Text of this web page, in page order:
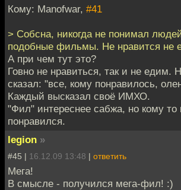
Кому: Manofwar, #41
> Собсна, никогда не понимал
подобные фильмы. Не нравится не
А при чем тут это?
Говно не нравиться, так и не едим.
сказал: "все, кому понравилось,
Каждый высказал своё ИМХО.
"Фил" интереснее сабжа, но кому
понравился.
legion »
#45 | 16.12.09 13:48 | ответить
Мега!
В смысле - получился мега-фил! :)